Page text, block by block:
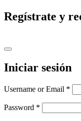
Regístrate y
Iniciar sesión
Username or Email *
Password *